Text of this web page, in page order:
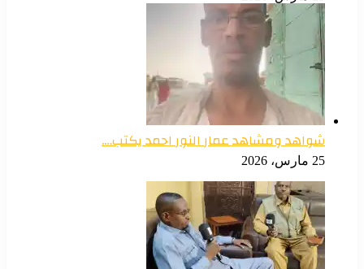
شواهد ومشاهد عمار النور احمد يكتب….
25 مارس، 2026